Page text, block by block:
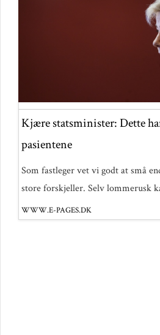
Kjære statsminister: Dette
pasientene
Som fastleger vet vi godt at små
store forskjeller. Selv lommerusk
WWW.E-PAGES.DK